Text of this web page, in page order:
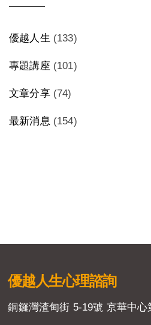
優越人生 (133)
專題講座 (101)
文章分享(74)
最新消息 (154)
優越人生心理諮詢
銅鑼灣渣甸街 5-19號 京華中心